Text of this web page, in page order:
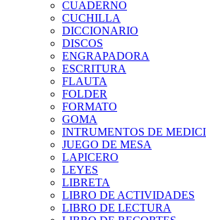
CUADERNO
CUCHILLA
DICCIONARIO
DISCOS
ENGRAPADORA
ESCRITURA
FLAUTA
FOLDER
FORMATO
GOMA
INTRUMENTOS DE
JUEGO DE MESA
LAPICERO
LEYES
LIBRETA
LIBRO DE ACTIVIDADES
LIBRO DE LECTURA